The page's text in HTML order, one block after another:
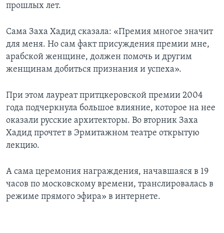
прошлых лет.
Сама Заха Хадид сказала: «Премия многое значит
для меня. Но сам факт присуждения премии мне,
арабской женщине, должен помочь и другим
женщинам добиться признания и успеха».
При этом лауреат притцкеровской премии 2004
года подчеркнула большое влияние, которое на нее
оказали русские архитекторы. Во вторник Заха
Хадид прочтет в Эрмитажном театре открытую
лекцию.
А сама церемония награждения, начавшаяся в 19
часов по московскому времени, транслировалась в
режиме прямого эфира» в интернете.